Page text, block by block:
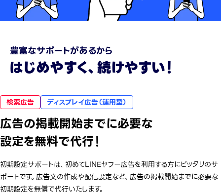
豊富なサポートがあるから
はじめやすく、続けやすい！
検索広告 ディスプレイ広告（運用型）
広告の掲載開始までに必要な
設定を無料で代行！
初期設定サポートは、初めてLINEヤフー広告を利用する方にピッタリのサ
ポートです。広告文の作成や配信設定など、広告の掲載開始までに必要な
初期設定を無償で代行いたします。